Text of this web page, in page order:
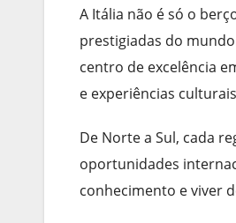
A Itália não é só o
prestigiadas do
centro de excelência
e experiências
De Norte a Sul, cada
oportunidades
conhecimento e viver